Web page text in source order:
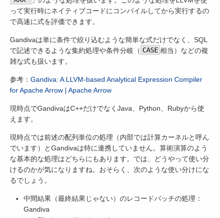
って実行時にネイティブコードにコンパイルしてから実行するの
で高速に式を評価できます。
Gandivaは単に条件で絞り込むような簡単な式だけでなく、SQL
で記述できるような集約処理や条件分岐（ CASE 相当）などの複
雑な式も扱います。
参考： Gandiva: A LLVM-based Analytical Expression Compiler
for Apache Arrow | Apache Arrow
現時点でGandivaはC++だけでなくJava、Python、Rubyから使
えます。
現時点では前述の配列単位の処理（内部では計算カーネルと呼ん
でいます）とGandivaは特に連携していません。算術演算のよう
な基本的な処理はどちらにもあります。では、どうやって使い分
けるのかが気になりますね。おそらく、次のような使い分けにな
るでしょう。
中間結果（最終結果じゃない）のレコードバッチの処理：
Gandiva